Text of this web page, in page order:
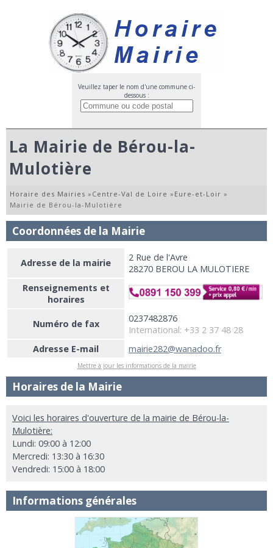
Veuillez taper le nom d'une commune ci-
dessous :
La Mairie de Bérou-la-
Mulotière
Horaire des Mairies » Centre-Val de Loire » Eure-et-Loir »
Mairie de Bérou-la-Mulotière
Coordonnées de la Mairie
Adresse de la mairie
2 Rue de l'Avre
28270 BEROU LA MULOTIERE
Renseignements et
horaires
Numéro de fax
0237482876
International: +33 2 37 48 28
Adresse E-mail
mairie282@wanadoo.fr
Mettre à jour les informations de la mairie
Horaires de la Mairie
Voici les horaires d'ouverture de la mairie de Bérou-la-
Mulotière:
Lundi: 09:00 à 12:00
Mercredi: 13:30 à 16:30
Vendredi: 15:00 à 18:00
Informations générales